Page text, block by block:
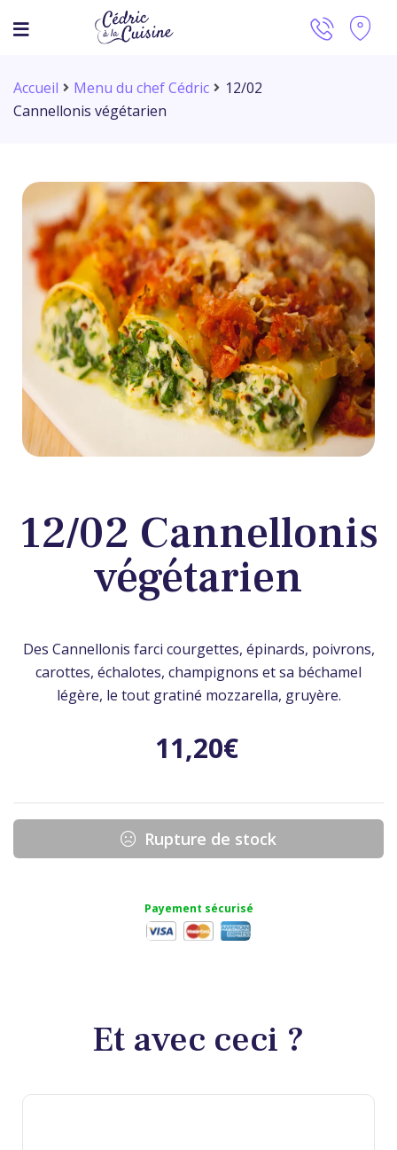
Accueil Menu du chef Cédric
12/02
Cannellonis végétarien
12/02 Cannellonis
végétarien
Des Cannellonis farci courgettes, épinards, poivrons,
carottes, échalotes, champignons et sa béchamel
légère, le tout gratiné mozzarella, gruyère.
11,20€
Rupture de stock
Payement sécurisé
Et avec ceci ?